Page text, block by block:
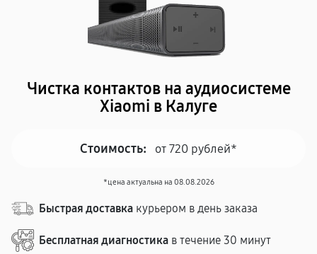
Чистка контактов на аудиосистеме
Xiaomi в Калуге
Стоимость: от 720 рублей*
*цена актуальна на 08.08.2026
Быстрая доставка курьером в день заказа
Бесплатная диагностика в течение 30 минут